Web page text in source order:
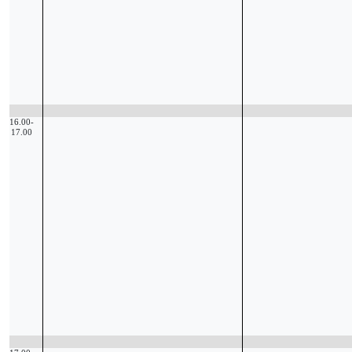
16.00-
17.00